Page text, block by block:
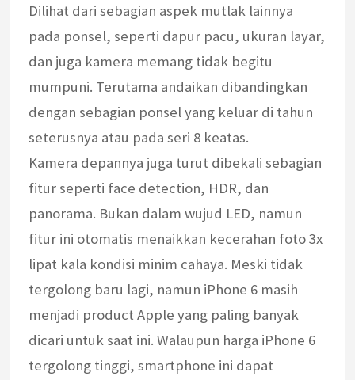
Dilihat dari sebagian aspek mutlak lainnya
pada ponsel, seperti dapur pacu, ukuran layar,
dan juga kamera memang tidak begitu
mumpuni. Terutama andaikan dibandingkan
dengan sebagian ponsel yang keluar di tahun
seterusnya atau pada seri 8 keatas.
Kamera depannya juga turut dibekali sebagian
fitur seperti face detection, HDR, dan
panorama. Bukan dalam wujud LED, namun
fitur ini otomatis menaikkan kecerahan foto 3x
lipat kala kondisi minim cahaya. Meski tidak
tergolong baru lagi, namun iPhone 6 masih
menjadi product Apple yang paling banyak
dicari untuk saat ini. Walaupun harga iPhone 6
tergolong tinggi, smartphone ini dapat